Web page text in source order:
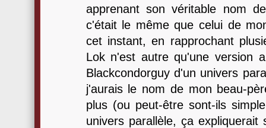
apprenant son véritable nom
c'était le même que celui de
cet instant, en rapprochant
Lok n'est autre qu'une version
Blackcondorguy d'un univers
j'aurais le nom de mon beau-
plus (ou peut-être sont-ils
univers parallèle, ça expliquerait